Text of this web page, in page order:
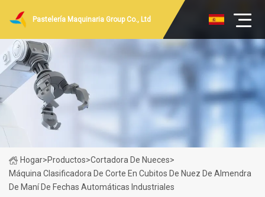
Pastelería Maquinaria Group Co., Ltd
Hogar>Productos>Cortadora De Nueces>
Máquina Clasificadora De Corte En Cubitos De Nuez De Almendra
De Maní De Fechas Automáticas Industriales